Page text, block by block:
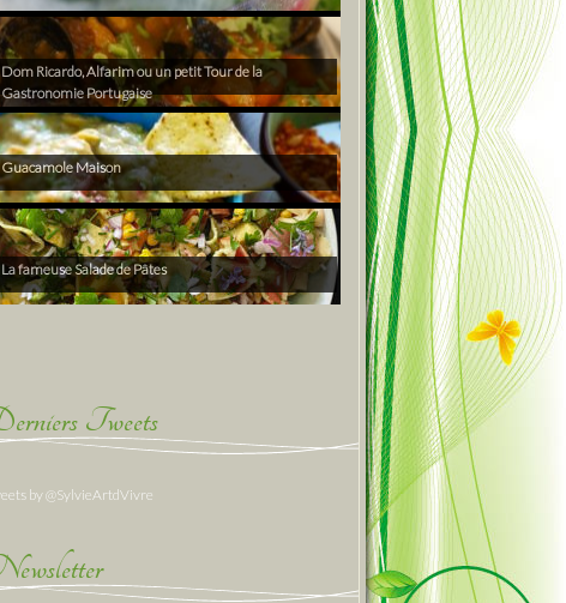
Dom Ricardo, Alfarim ou un petit Tour de la
Gastronomie Portugaise
Guacamole Maison
La fameuse Salade de Pâtes
Tweets
by @SylvieArtdVivre